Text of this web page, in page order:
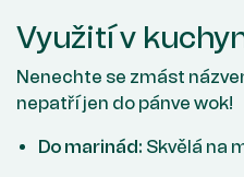
Využití v
Nenechte se zmást
nepatří jen do pánve wok!
Do marinád: Skvělá na